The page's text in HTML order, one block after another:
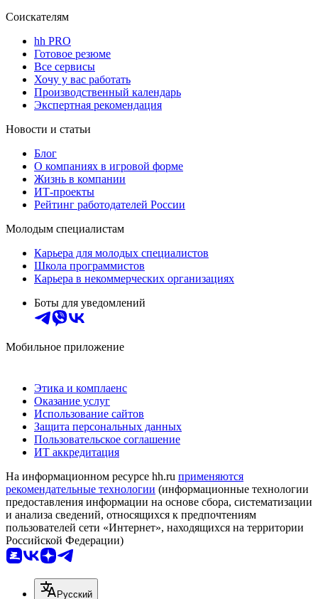
Соискателям
hh PRO
Готовое резюме
Все сервисы
Хочу у вас работать
Производственный календарь
Экспертная рекомендация
Новости и статьи
Блог
О компаниях в игровой форме
Жизнь в компании
ИТ-проекты
Рейтинг работодателей России
Молодым специалистам
Карьера для молодых специалистов
Школа программистов
Карьера в некоммерческих организациях
Боты для уведомлений
Мобильное приложение
Этика и комплаенс
Оказание услуг
Использование сайтов
Защита персональных данных
Пользовательское соглашение
ИТ аккредитация
На информационном ресурсе hh.ru применяются
рекомендательные технологии (информационные технологии
предоставления информации на основе сбора, систематизации
и анализа сведений, относящихся к предпочтениям
пользователей сети «Интернет», находящихся на территории
Российской Федерации)
Русский